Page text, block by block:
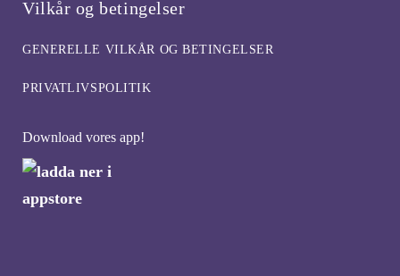
Vilkår og betingelser
GENERELLE VILKÅR OG BETINGELSER
PRIVATLIVSPOLITIK
Download vores app!